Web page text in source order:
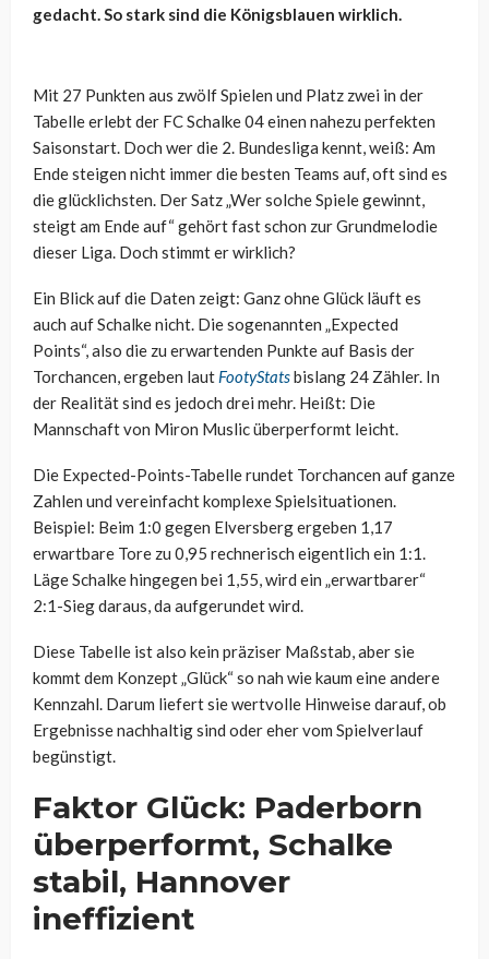
gedacht. So stark sind die Königsblauen wirklich.
Mit 27 Punkten aus zwölf Spielen und Platz zwei in der
Tabelle erlebt der FC Schalke 04 einen nahezu perfekten
Saisonstart. Doch wer die 2. Bundesliga kennt, weiß: Am
Ende steigen nicht immer die besten Teams auf, oft sind es
die glücklichsten. Der Satz „Wer solche Spiele gewinnt,
steigt am Ende auf“ gehört fast schon zur Grundmelodie
dieser Liga. Doch stimmt er wirklich?
Ein Blick auf die Daten zeigt: Ganz ohne Glück läuft es
auch auf Schalke nicht. Die sogenannten „Expected
Points“, also die zu erwartenden Punkte auf Basis der
Torchancen, ergeben laut FootyStatsbislang 24 Zähler. In
der Realität sind es jedoch drei mehr. Heißt: Die
Mannschaft von Miron Muslic überperformt leicht.
Die Expected-Points-Tabelle rundet Torchancen auf ganze
Zahlen und vereinfacht komplexe Spielsituationen.
Beispiel: Beim 1:0 gegen Elversberg ergeben 1,17
erwartbare Tore zu 0,95 rechnerisch eigentlich ein 1:1.
Läge Schalke hingegen bei 1,55, wird ein „erwartbarer“
2:1-Sieg daraus, da aufgerundet wird.
Diese Tabelle ist also kein präziser Maßstab, aber sie
kommt dem Konzept „Glück“ so nah wie kaum eine andere
Kennzahl. Darum liefert sie wertvolle Hinweise darauf, ob
Ergebnisse nachhaltig sind oder eher vom Spielverlauf
begünstigt.
Faktor Glück: Paderborn
überperformt, Schalke
stabil, Hannover
ineffizient